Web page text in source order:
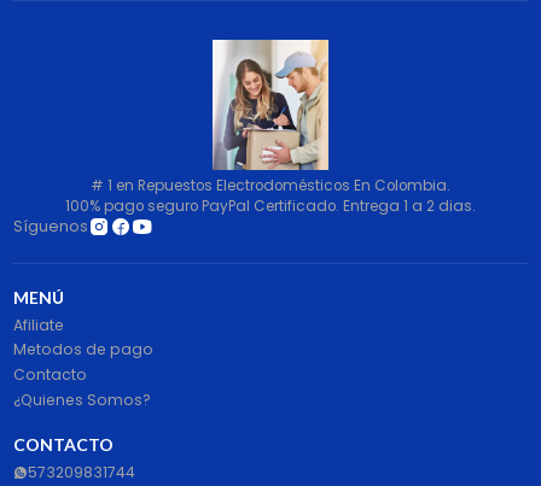
# 1 en Repuestos Electrodomésticos En Colombia.
100% pago seguro PayPal Certificado. Entrega 1 a 2 dias.
Síguenos
MENÚ
Afiliate
Metodos de pago
Contacto
¿Quienes Somos?
CONTACTO
573209831744